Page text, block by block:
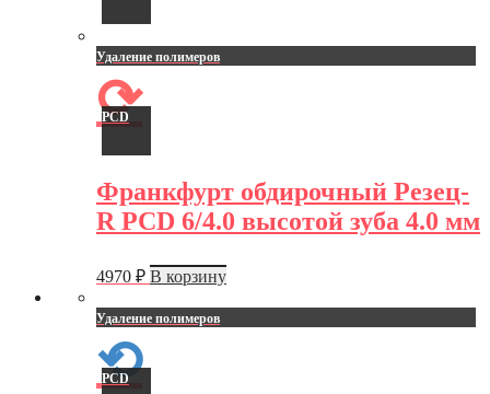
Удаление полимеров
⟳
PCD
Франкфурт обдирочный Резец-
R PCD 6/4.0 высотой зуба 4.0 мм
4970 ₽ В корзину
Удаление полимеров
⟲
PCD